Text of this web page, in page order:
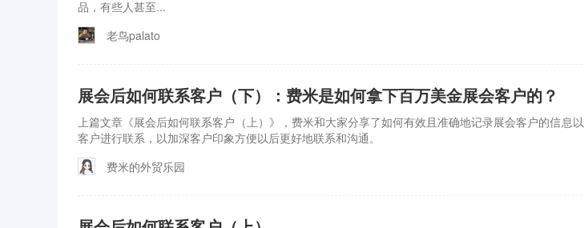
品，有些人甚至...
老鸟palato
展会后如何联系客户（下）：费米是如何拿下百万美金展会客户的？
上篇文章《展会后如何联系客户（上）》，费米和大家分享了如何有效且准确地记录展会客户的信息
客户进行联系，以加深客户印象方便以后更好地联系和沟通。
费米的外贸乐园